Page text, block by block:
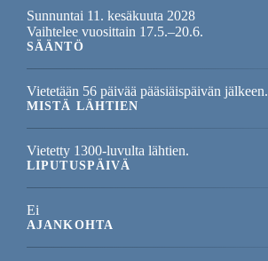
Sunnuntai 11. kesäkuuta 2028
Vaihtelee vuosittain 17.5.–20.6.
SÄÄNTÖ
Vietetään 56 päivää pääsiäispäivän jälkeen.
MISTÄ LÄHTIEN
Vietetty 1300-luvulta lähtien.
LIPUTUSPÄIVÄ
Ei
AJANKOHTA